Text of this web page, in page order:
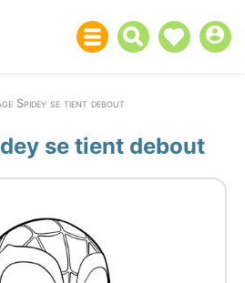
Spidey se tient debout
se tient debout